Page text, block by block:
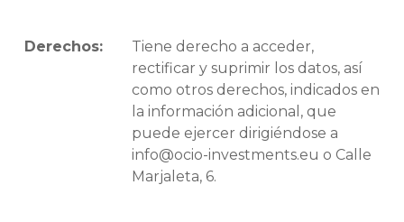
Derechos:
Tiene derecho a acceder,
rectificar y suprimir los datos, así
como otros derechos, indicados en
la información adicional, que
puede ejercer dirigiéndose a
info@ocio-investments.eu o Calle
Marjaleta, 6.